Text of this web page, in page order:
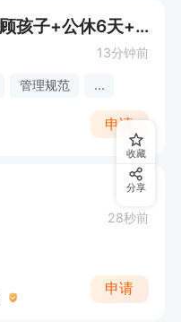
企业招聘顾问（不耽误照顾孩子+公休6天+无责底薪有提成）
13分钟前
管理规范 ...
申请
28秒前
申请
收藏
分享